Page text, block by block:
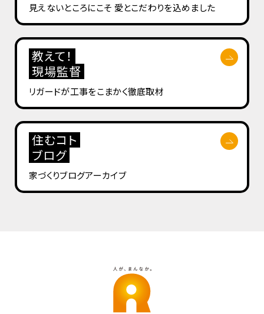
見えないところにこそ 愛とこだわりを込めました
教えて！
現場監督
リガードが工事をこまかく徹底取材
住むコト
ブログ
家づくりブログアーカイブ